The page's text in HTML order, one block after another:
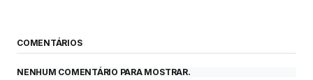
COMENTÁRIOS
NENHUM COMENTÁRIO PARA MOSTRAR.